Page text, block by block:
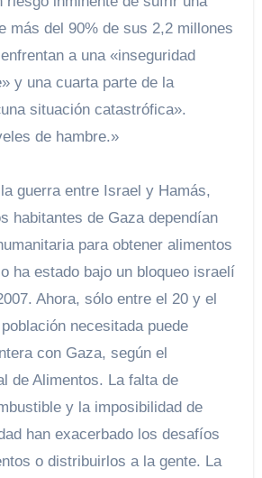
más del 90% de sus 2,2 millones
a una «inseguridad
y una cuarta parte de la
situación catastrófica».
de hambre.»
guerra entre Israel y Hamás,
habitantes de Gaza dependían
para obtener alimentos
ha estado bajo un bloqueo israelí
Ahora, sólo entre el 20 y el
necesitada puede
con Gaza, según el
de Alimentos. La falta de
y la imposibilidad de
han exacerbado los desafíos
o distribuirlos a la gente. La